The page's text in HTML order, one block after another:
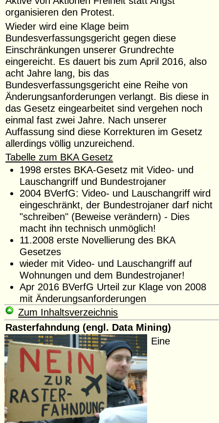
organisieren den Protest.
Wieder wird eine Klage beim
Bundesverfassungsgericht gegen diese
Einschränkungen unserer Grundrechte
eingereicht. Es dauert bis zum April 2016, also
acht Jahre lang, bis das
Bundesverfassungsgericht eine Reihe von
Änderungsanforderungen verlangt. Bis diese in
das Gesetz eingearbeitet sind vergehen noch
einmal fast zwei Jahre. Nach unserer
Auffassung sind diese Korrekturen im Gesetz
allerdings völlig unzureichend.
Tabelle zum BKA Gesetz
1998 erstes BKA-Gesetz mit Video- und
Lauschangriff und Bundestrojaner
2004 BVerfG: Video- und Lauschangriff wird
eingeschränkt, der Bundestrojaner darf nicht
"schreiben" (Beweise verändern) - Dies
macht ihn technisch unmöglich!
11.2008 erste Novellierung des BKA
Gesetzes
wieder mit Video- und Lauschangriff auf
Wohnungen und dem Bundestrojaner!
Apr 2016 BVerfG Urteil zur Klage von 2008
mit Änderungsanforderungen
Zum Inhaltsverzeichnis
Rasterfahndung (engl. Data Mining)
Eine